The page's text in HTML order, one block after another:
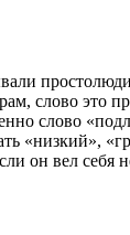
слово это
слово
«низкий»,
он вел себя